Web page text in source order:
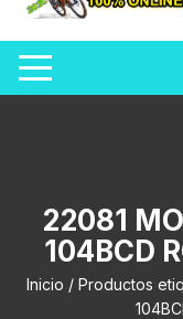
22081
104BCD
Inicio / Productos